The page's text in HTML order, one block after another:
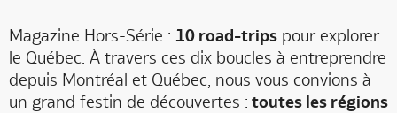
Magazine Hors-Série : 10 road-trips pour explorer
le Québec. À travers ces dix boucles à entreprendre
depuis Montréal et Québec, nous vous convions à
un grand festin de découvertes : toutes les régions